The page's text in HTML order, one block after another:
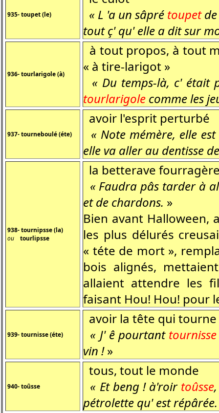
935- toupet (le)
« L 'a un sâpré toupetde
tout ç' qu' elle a dit sur
936- tourlarigole (à)
à tout propos, à tout
« à tire-larigot »
« Du temps-là, c' était
tourlarigole comme les
937- tourneboulé (éte)
avoir l'esprit perturbé
« Note mémère, elle
elle va aller au dentisse
938- tournipsse (la)
ou tourlipsse
la betterave
« Faudra pâs tarder à
et de chardons. »
Bien avant Halloween,
les plus délurés
« téte de mort »,
bois alignés,
allaient attendre les
faisant Hou! Hou! pour
939- tournisse (éte)
avoir la tête qui tourne
« J' ê pourtant tournisse
vin !»
940- toûsse
tous, tout le monde
« Et beng ! à'roir toûsse
pétrolette qu' est